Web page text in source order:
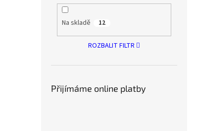
Na skladě 12
ROZBALIT FILTR
Přijímáme online platby